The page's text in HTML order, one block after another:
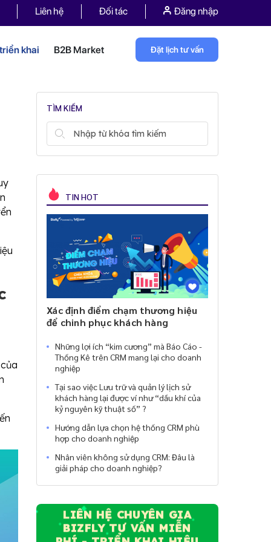
Liên hệ Đối tác Đăng nhập
khai B2B Market Đặt lịch tư vấn
TÌM KIẾM
TIN HOT
Xác định điểm chạm thương hiệu
để chinh phục khách hàng
Những lợi ích “kim cương” mà Báo Cáo -
Thống Kê trên CRM mang lại cho doanh
nghiệp
Tại sao việc Lưu trữ và quản lý lịch sử
khách hàng lại được ví như “dầu khí của
kỷ nguyên kỹ thuật số” ?
Hướng dẫn lựa chọn hệ thống CRM phù
hợp cho doanh nghiệp
Nhân viên không sử dụng CRM: Đâu là
giải pháp cho doanh nghiệp?
LIÊN HỆ CHUYÊN GIA
BIZFLY TƯ VẤN MIỄN